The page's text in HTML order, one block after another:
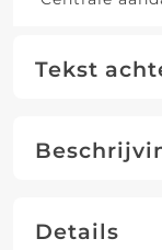
Tekst
Details